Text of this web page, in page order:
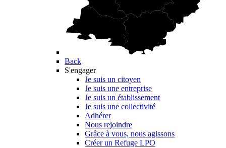
Back
S'engager
Je suis un citoyen
Je suis une entreprise
Je suis un établissement
Je suis une collectivité
Adhérer
Nous rejoindre
Grâce à vous, nous agissons
Créer un Refuge LPO